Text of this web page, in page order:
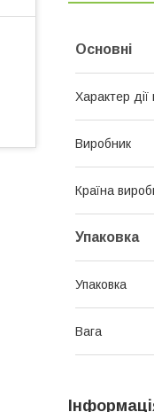
Основні
Характер
Виробник
Країна
Упаковка
Упаковка
Вага